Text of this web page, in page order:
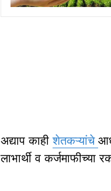
अद्याप काहीशेतकऱ्यांचे
लाभार्थी व कर्जमाफीच्या